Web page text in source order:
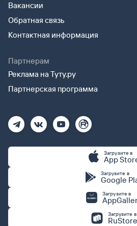
Вакансии
Обратная связь
Контактная информация
Партнерам
Реклама на Туту.ру
Партнерская программа
Загрузите в
App
Загрузите в
Google
Загрузите в
Загрузите в
RuStore